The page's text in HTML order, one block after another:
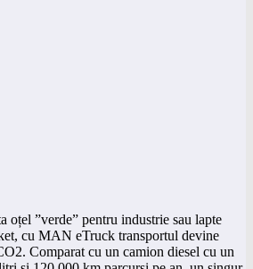
oțel ”verde” pentru industrie sau lapte
cu MAN eTruck transportul devine
Comparat cu un camion diesel cu un